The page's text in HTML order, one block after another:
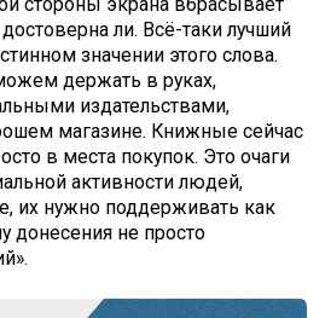
ли. Всё-таки лучший
значении этого слова.
держать в руках,
издательствами,
магазине. Книжные сейчас
в места покупок. Это очаги
активности людей,
их нужно поддерживать как
донесения не просто